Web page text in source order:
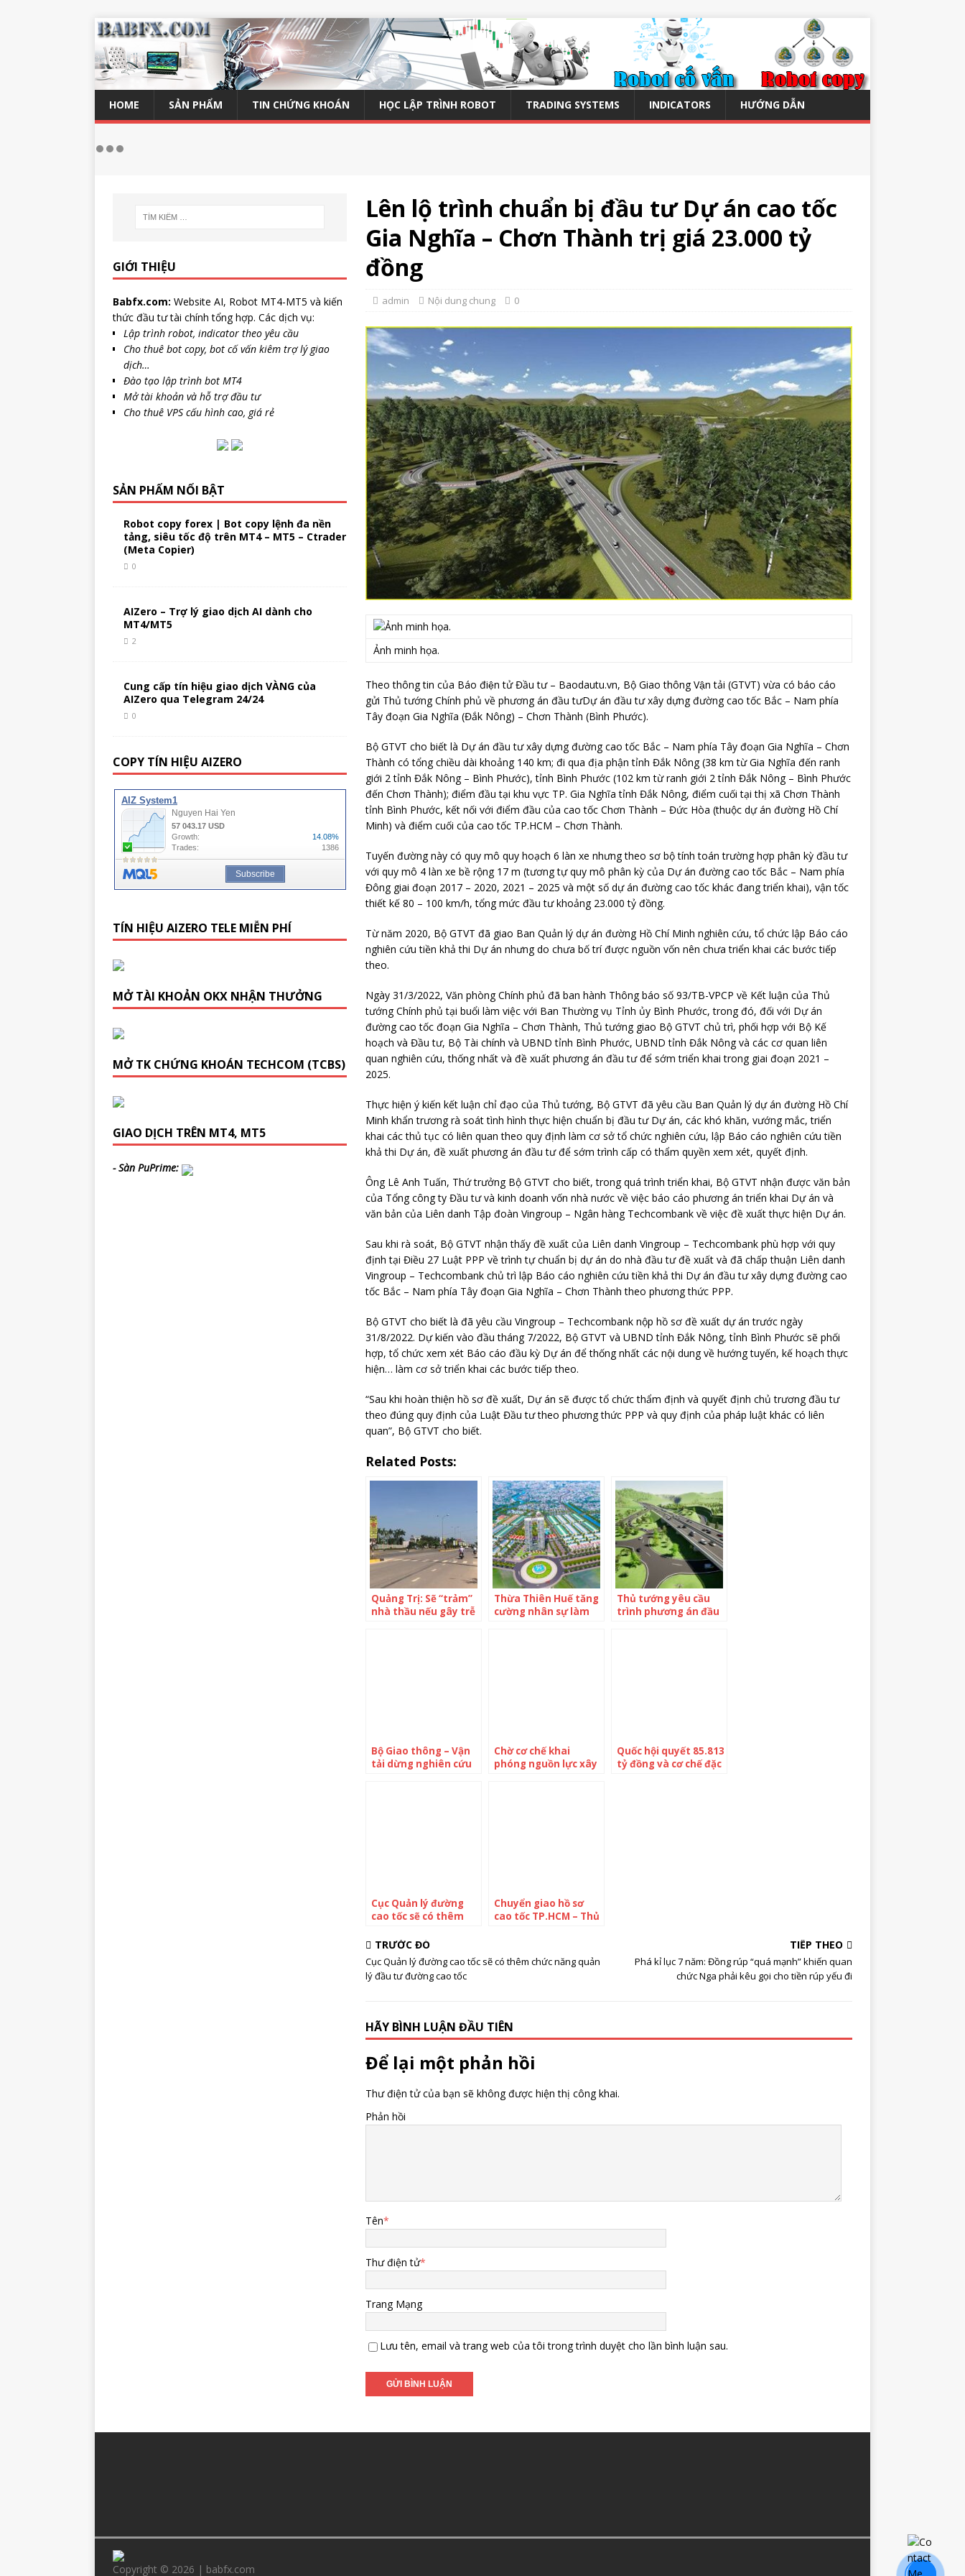
HOME SẢN PHẨM TIN CHỨNG KHOÁN HỌC LẬP TRÌNH ROBOT TRADING SYSTEMS INDICATORS HƯỚNG DẪN
Lên lộ trình chuẩn bị đầu tư Dự án cao tốc
Gia Nghĩa – Chơn Thành trị giá 23.000 tỷ
đồng
admin Nội dung chung 0
Ảnh minh họa.
Theo thông tin của Báo điện tử Đầu tư – Baodautu.vn, Bộ Giao thông Vận tải (GTVT) vừa có báo cáo
gửi Thủ tướng Chính phủ về phương án đầu tưDự án đầu tư xây dựng đường cao tốc Bắc – Nam phía
Tây đoạn Gia Nghĩa (Đắk Nông) – Chơn Thành (Bình Phước).
Bộ GTVT cho biết là Dự án đầu tư xây dựng đường cao tốc Bắc – Nam phía Tây đoạn Gia Nghĩa – Chơn
Thành có tổng chiều dài khoảng 140 km; đi qua địa phận tỉnh Đắk Nông (38 km từ Gia Nghĩa đến ranh
giới 2 tỉnh Đắk Nông – Bình Phước), tỉnh Bình Phước (102 km từ ranh giới 2 tỉnh Đắk Nông – Bình Phước
đến Chơn Thành); điểm đầu tại khu vực TP. Gia Nghĩa tỉnh Đắk Nông, điểm cuối tại thị xã Chơn Thành
tỉnh Bình Phước, kết nối với điểm đầu của cao tốc Chơn Thành – Đức Hòa (thuộc dự án đường Hồ Chí
Minh) và điểm cuối của cao tốc TP.HCM – Chơn Thành.
Tuyến đường này có quy mô quy hoạch 6 làn xe nhưng theo sơ bộ tính toán trường hợp phân kỳ đầu tư
với quy mô 4 làn xe bề rộng 17 m (tương tự quy mô phân kỳ của Dự án đường cao tốc Bắc – Nam phía
Đông giai đoạn 2017 – 2020, 2021 – 2025 và một số dự án đường cao tốc khác đang triển khai), vận tốc
thiết kế 80 – 100 km/h, tổng mức đầu tư khoảng 23.000 tỷ đồng.
Từ năm 2020, Bộ GTVT đã giao Ban Quản lý dự án đường Hồ Chí Minh nghiên cứu, tổ chức lập Báo cáo
nghiên cứu tiền khả thi Dự án nhưng do chưa bố trí được nguồn vốn nên chưa triển khai các bước tiếp
theo.
Ngày 31/3/2022, Văn phòng Chính phủ đã ban hành Thông báo số 93/TB-VPCP về Kết luận của Thủ
tướng Chính phủ tại buổi làm việc với Ban Thường vụ Tỉnh ủy Bình Phước, trong đó, đối với Dự án
đường cao tốc đoạn Gia Nghĩa – Chơn Thành, Thủ tướng giao Bộ GTVT chủ trì, phối hợp với Bộ Kế
hoạch và Đầu tư, Bộ Tài chính và UBND tỉnh Bình Phước, UBND tỉnh Đắk Nông và các cơ quan liên
quan nghiên cứu, thống nhất và đề xuất phương án đầu tư để sớm triển khai trong giai đoạn 2021 –
2025.
Thực hiện ý kiến kết luận chỉ đạo của Thủ tướng, Bộ GTVT đã yêu cầu Ban Quản lý dự án đường Hồ Chí
Minh khẩn trương rà soát tình hình thực hiện chuẩn bị đầu tư Dự án, các khó khăn, vướng mắc, triển
khai các thủ tục có liên quan theo quy định làm cơ sở tổ chức nghiên cứu, lập Báo cáo nghiên cứu tiền
khả thi Dự án, đề xuất phương án đầu tư để sớm trình cấp có thẩm quyền xem xét, quyết định.
Ông Lê Anh Tuấn, Thứ trưởng Bộ GTVT cho biết, trong quá trình triển khai, Bộ GTVT nhận được văn bản
của Tổng công ty Đầu tư và kinh doanh vốn nhà nước về việc báo cáo phương án triển khai Dự án và
văn bản của Liên danh Tập đoàn Vingroup – Ngân hàng Techcombank về việc đề xuất thực hiện Dự án.
Sau khi rà soát, Bộ GTVT nhận thấy đề xuất của Liên danh Vingroup – Techcombank phù hợp với quy
định tại Điều 27 Luật PPP về trình tự chuẩn bị dự án do nhà đầu tư đề xuất và đã chấp thuận Liên danh
Vingroup – Techcombank chủ trì lập Báo cáo nghiên cứu tiền khả thi Dự án đầu tư xây dựng đường cao
tốc Bắc – Nam phía Tây đoạn Gia Nghĩa – Chơn Thành theo phương thức PPP.
Bộ GTVT cho biết là đã yêu cầu Vingroup – Techcombank nộp hồ sơ đề xuất dự án trước ngày
31/8/2022. Dự kiến vào đầu tháng 7/2022, Bộ GTVT và UBND tỉnh Đắk Nông, tỉnh Bình Phước sẽ phối
hợp, tổ chức xem xét Báo cáo đầu kỳ Dự án để thống nhất các nội dung về hướng tuyến, kế hoạch thực
hiện… làm cơ sở triển khai các bước tiếp theo.
“Sau khi hoàn thiện hồ sơ đề xuất, Dự án sẽ được tổ chức thẩm định và quyết định chủ trương đầu tư
theo đúng quy định của Luật Đầu tư theo phương thức PPP và quy định của pháp luật khác có liên
quan”, Bộ GTVT cho biết.
Related Posts:
Quảng Trị: Sẽ “trảm”
nhà thầu nếu gây trễ
Thừa Thiên Huế tăng
cường nhân sự làm
Thủ tướng yêu cầu
trình phương án đầu
Bộ Giao thông – Vận
tải dừng nghiên cứu
Chờ cơ chế khai
phóng nguồn lực xây
Quốc hội quyết 85.813
tỷ đồng và cơ chế đặc
Cục Quản lý đường
cao tốc sẽ có thêm
đầu tư đường cao tốc
Chuyển giao hồ sơ
cao tốc TP.HCM – Thủ
Dương
TRƯỚC ĐÓ
Cục Quản lý đường cao tốc sẽ có thêm chức năng quản
lý đầu tư đường cao tốc
TIẾP THEO
Phá kỉ lục 7 năm: Đồng rúp “quá mạnh” khiến quan
chức Nga phải kêu gọi cho tiền rúp yếu đi
HÃY BÌNH LUẬN ĐẦU TIÊN
Để lại một phản hồi
Thư điện tử của bạn sẽ không được hiện thị công khai.
Phản hồi
Tên*
Thư điện tử*
Trang Mạng
Lưu tên, email và trang web của tôi trong trình duyệt cho lần bình luận sau.
GIỚI THIỆU
Babfx.com: Website AI, Robot MT4-MT5 và kiến
thức đầu tư tài chính tổng hợp. Các dịch vụ:
Lập trình robot, indicator theo yêu cầu
Cho thuê bot copy, bot cố vấn kiêm trợ lý giao
dịch…
Đào tạo lập trình bot MT4
Mở tài khoản và hỗ trợ đầu tư
Cho thuê VPS cấu hình cao, giá rẻ
SẢN PHẨM NỔI BẬT
Robot copy forex | Bot copy lệnh đa nền
tảng, siêu tốc độ trên MT4 – MT5 – Ctrader
(Meta Copier)
0
AIZero – Trợ lý giao dịch AI dành cho
MT4/MT5
2
Cung cấp tín hiệu giao dịch VÀNG của
AIZero qua Telegram 24/24
0
COPY TÍN HIỆU AIZERO
TÍN HIỆU AIZERO TELE MIỄN PHÍ
MỞ TÀI KHOẢN OKX NHẬN THƯỞNG
MỞ TK CHỨNG KHOÁN TECHCOM (TCBS)
GIAO DỊCH TRÊN MT4, MT5
- Sàn PuPrime:
Copyright © 2026 | babfx.com